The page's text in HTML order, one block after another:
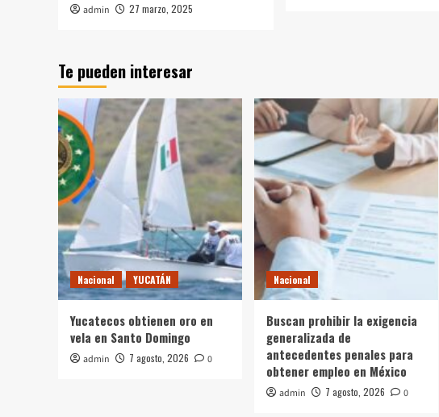
admin 27 marzo, 2025
Te pueden interesar
Nacional YUCATÁN
Yucatecos obtienen oro en
vela en Santo Domingo
admin 7 agosto, 2026 0
Nacional
Buscan prohibir la exigencia
generalizada de
antecedentes penales para
obtener empleo en México
admin 7 agosto, 2026 0